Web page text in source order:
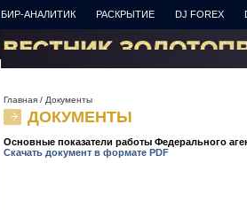
БИР-АНАЛИТИК РАСКРЫТИЕ DJ FOREX
Главная / Документы
ДОКУМЕНТЫ
Основные показатели работы Федерального
Скачать документ в формате PDF